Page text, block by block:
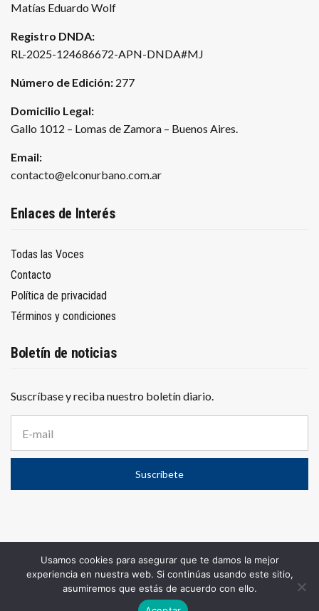
Matías Eduardo Wolf
Registro DNDA:
RL-2025-124686672-APN-DNDA#MJ
Número de Edición: 277
Domicilio Legal:
Gallo 1012 – Lomas de Zamora – Buenos Aires.
Email:
contacto@elconurbano.com.ar
Enlaces de Interés
Todas las Voces
Contacto
Política de privacidad
Términos y condiciones
Boletín de noticias
Suscríbase y reciba nuestro boletín diario.
r
e
c
d
Suscríbete
© 2025El Conurbano– Propiedad de WOLF PUBLICIDAD S.A.
Todos los derechos reservados.
Website porNetMdP
Usamos cookies para asegurar que te damos la mejor
experiencia en nuestra web. Si continúas usando este sitio,
asumiremos que estás de acuerdo con ello.